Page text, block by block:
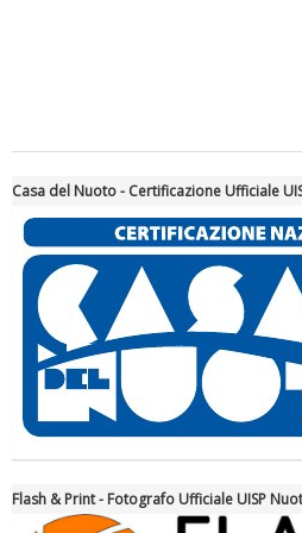
Tiziano Pesce a Radio InBlu2000
Casa del Nuoto - Certificazione Ufficiale
Flash & Print - Fotografo Ufficiale UISP